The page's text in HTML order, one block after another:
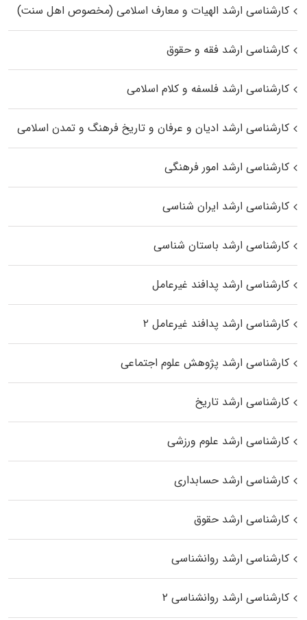
کارشناسی ارشد الهیات و معارف اسلامی (مخصوص اهل سنت)
کارشناسی ارشد فقه و حقوق
کارشناسی ارشد فلسفه و کلام اسلامی
کارشناسی ارشد ادیان و عرفان و تاریخ فرهنگ و تمدن اسلامی
کارشناسی ارشد امور فرهنگی
کارشناسی ارشد ایران شناسی
کارشناسی ارشد باستان شناسی
کارشناسی ارشد پدافند غیرعامل
کارشناسی ارشد پدافند غیرعامل ۲
کارشناسی ارشد پژوهش علوم اجتماعی
کارشناسی ارشد تاریخ
کارشناسی ارشد علوم ورزشی
کارشناسی ارشد حسابداری
کارشناسی ارشد حقوق
کارشناسی ارشد روانشناسی
کارشناسی ارشد روانشناسی ۲